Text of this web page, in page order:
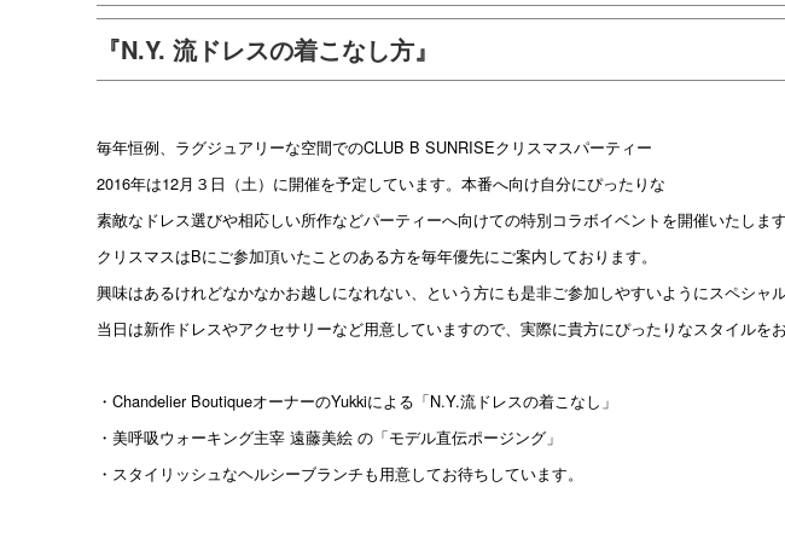
『N.Y. 流ドレスの着こなし方』
毎年恒例、ラグジュアリーな空間でのCLUB B SUNRISEクリスマスパーティー
2016年は12月３日（土）に開催を予定しています。本番へ向け自分にぴったりな
素敵なドレス選びや相応しい所作などパーティーへ向けての特別コラボイベントを開催いたします
クリスマスはBにご参加頂いたことのある方を毎年優先にご案内しております。
興味はあるけれどなかなかお越しになれない、という方にも是非ご参加しやすいようにスペシャ
当日は新作ドレスやアクセサリーなど用意していますので、実際に貴方にぴったりなスタイルを
・Chandelier BoutiqueオーナーのYukkiによる「N.Y.流ドレスの着こなし」
・美呼吸ウォーキング主宰 遠藤美絵 の「モデル直伝ポージング」
・スタイリッシュなヘルシーブランチも用意してお待ちしています。